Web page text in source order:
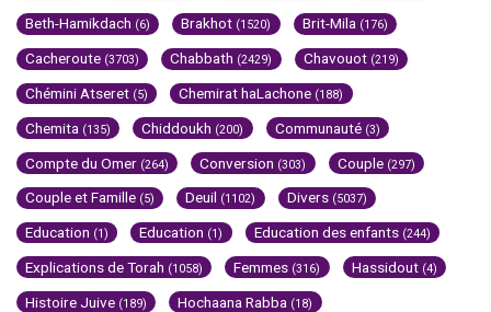
Beth-Hamikdach (6) Brakhot (1520) Brit-Mila (176)
Cacheroute (3703) Chabbath (2429) Chavouot (219)
Chémini Atseret (5) Chemirat haLachone (188)
Chemita (135) Chiddoukh (200) Communauté (3)
Compte du Omer (264) Conversion (303) Couple (297)
Couple et Famille (5) Deuil (1102) Divers (5037)
Education (1) Education (1) Education des enfants (244)
Explications de Torah (1058) Femmes (316) Hassidout (4)
Histoire Juive (189) Hochaana Rabba (18)